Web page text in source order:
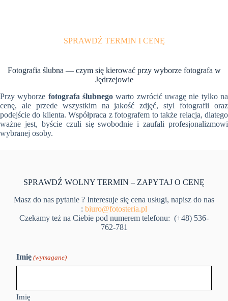
SPRAWDŹ TERMIN I CENĘ
Fotografia ślubna — czym się kierować przy wyborze fotografa w
Jędrzejowie
Przy wyborze fotografa ślubnego warto zwrócić uwagę nie tylko na
cenę, ale przede wszystkim na jakość zdjęć, styl fotografii oraz
podejście do klienta. Współpraca z fotografem to także relacja, dlatego
ważne jest, byście czuli się swobodnie i zaufali profesjonalizmowi
wybranej osoby.
SPRAWDŹ WOLNY TERMIN – ZAPYTAJ O CENĘ
Masz do nas pytanie ? Interesuje się cena usługi, napisz do nas
: biuro@fotosteria.pl
Czekamy też na Ciebie pod numerem telefonu: (+48) 536-
762-781
Imię (wymagane)
Imię